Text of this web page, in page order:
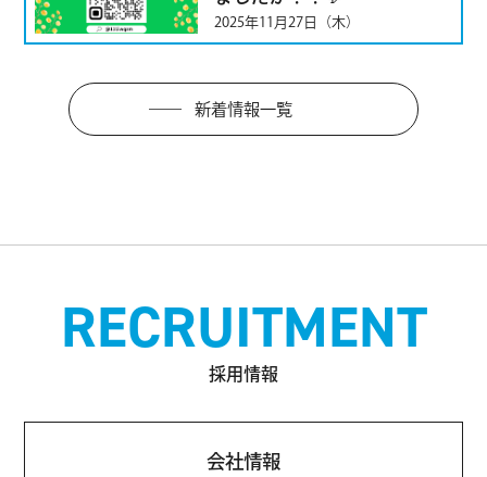
2025年11月27日（木）
新着情報一覧
RECRUITMENT
採用情報
会社情報